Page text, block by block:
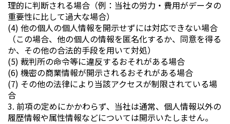
理的に判断される場合（例：当社の労力・費用がデータの
重要性に比して過大な場合）
(4) 他の個人の個人情報を開示せずには対応できない場合
（この場合、他の個人の情報を匿名化するか、同意を得る
か、その他の合法的手段を用いて対処）
(5) 裁判所の命令等に違反するおそれがある場合
(6) 機密の商業情報が開示されるおそれがある場合
(7) その他の法律により当該アクセスが制限されている場
合
3. 前項の定めにかかわらず、当社は通常、個人情報以外の
履歴情報や属性情報などについては開示いたしません。